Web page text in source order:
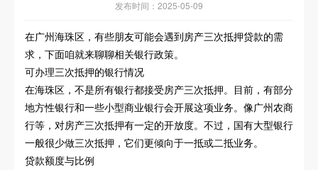
发布时间：2025-05-09
在广州海珠区，有些朋友可能会遇到房产三次抵押贷款的需
求，下面咱就来聊聊相关银行政策。
可办理三次抵押的银行情况
在海珠区，不是所有银行都接受房产三次抵押。目前，有部分
地方性银行和一些小型商业银行会开展这项业务。像广州农商
行等，对房产三次抵押有一定的开放度。不过，国有大型银行
一般很少做三次抵押，它们更倾向于一抵或二抵业务。
贷款额度与比例